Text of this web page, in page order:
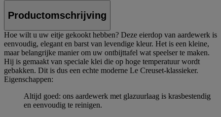
Productomschrijving
Hoe wilt u uw eitje gekookt hebben? Deze eierdop van aardewerk is
eenvoudig, elegant en barst van levendige kleur. Het is een kleine,
maar belangrijke manier om uw ontbijttafel wat speelser te maken.
Hij is gemaakt van speciale klei die op hoge temperatuur wordt
gebakken. Dit is dus een echte moderne Le Creuset-klassieker.
Eigenschappen:
Altijd goed: ons aardewerk met glazuurlaag is krasbestendig
en eenvoudig te reinigen.